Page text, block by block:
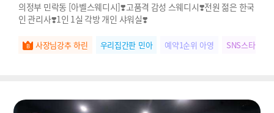
의정부 민락동 [아벨스웨디시]❣️고품격 감성 스웨디시❣️전원 젊은 한국
인 관리사❣️1인 1실 각방 개인 샤워실❣️
사장님강추 하린 우리집간판 민아 예약1순위 아영 SNS스타 하연